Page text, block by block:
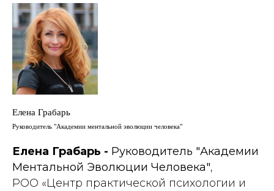
Елена Грабарь
Руководитель "Академии ментальной эволюции человека"
Елена Грабарь - Руководитель "Академии
Ментальной Эволюции Человека",
РОО «Центр практической психологии и